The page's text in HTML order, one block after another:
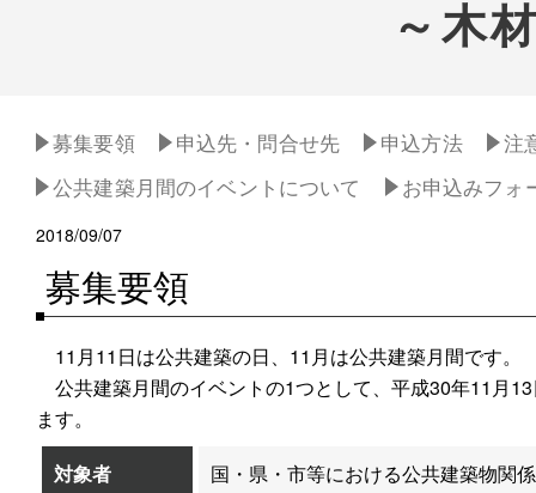
～木
募集要領 申込先・問合せ先 申込方法
注
公共建築月間のイベントについて
お申込みフォ
2018/09/07
募集要領
11月11日は公共建築の日、11月は公共建築月間です。
公共建築月間のイベントの1つとして、平成30年11月
ます。
対象者
国・県・市等における公共建築物関